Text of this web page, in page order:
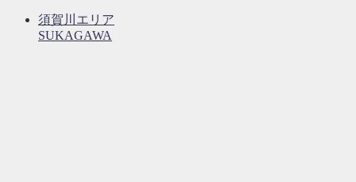
須賀川エリア
SUKAGAWA